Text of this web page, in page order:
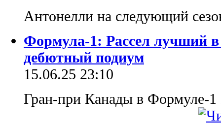
Антонелли на следующий
Формула-1: Рассел лучший
дебютный подиум
15.06.25 23:10
Гран-при Канады в Формуле-